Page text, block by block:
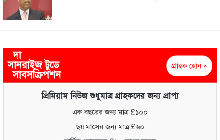
দা
সানরাইজ টুডে
সাবসক্রিপশন
গ্রাহক হোন »
প্রিমিয়াম নিউজ শুধুমাত্র গ্রাহকদের জন্য প্রাপ্য
এক বছরের জন্য মাত্র £১০০
ছয় মাসের জন্য মাত্র £৬০